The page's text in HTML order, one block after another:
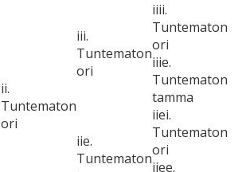
ii.
Tuntematon
ori
iii.
Tuntematon
ori
iiii.
Tuntematon
ori
iiie.
Tuntematon
tamma
iie.
Tuntematon
iiei.
Tuntematon
ori
iiee.